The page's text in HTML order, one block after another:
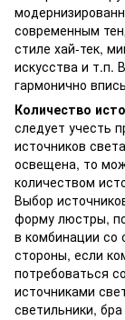
современным
стиле хай-тек,
искусства и т.п.
гармонично
Количество
следует учесть
источников
освещена, то
количеством
Выбор
форму люстры,
в комбинации со
стороны, если
потребоваться
источниками
светильники,